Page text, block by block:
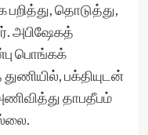
தொடுத்து,
அபிஷேகத்
பொங்கக்
துணியில், பக்தியுடன்
தாபதீபம்